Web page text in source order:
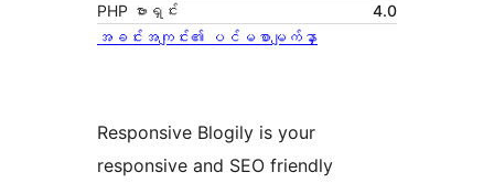
PHP ဗားရှင်း
4.0
အခင်းအကျင်း၏ ပင်မစာမျက်နှာ
Responsive Blogily is your
responsive and SEO friendly